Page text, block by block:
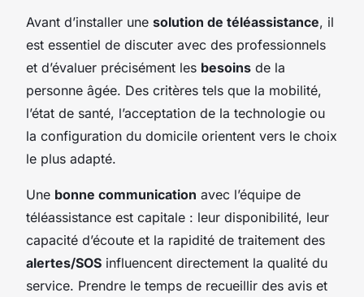
Avant d’installer une solution de téléassistance, il
est essentiel de discuter avec des professionnels
et d’évaluer précisément les besoins de la
personne âgée. Des critères tels que la mobilité,
l’état de santé, l’acceptation de la technologie ou
la configuration du domicile orientent vers le choix
le plus adapté.
Une bonne communication avec l’équipe de
téléassistance est capitale : leur disponibilité, leur
capacité d’écoute et la rapidité de traitement des
alertes/SOS influencent directement la qualité du
service. Prendre le temps de recueillir des avis et